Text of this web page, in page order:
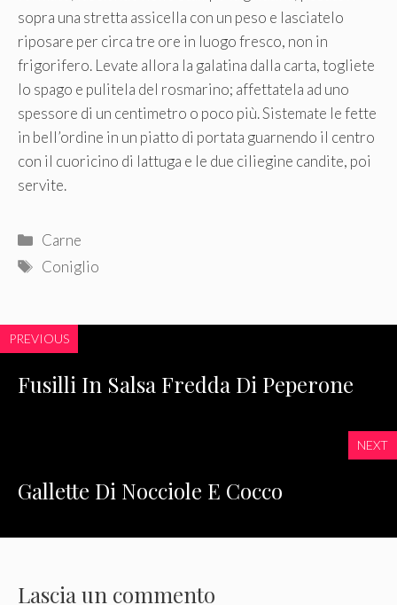
sopra una stretta assicella con un peso e lasciatelo
riposare per circa tre ore in luogo fresco, non in
frigorifero. Levate allora la galatina dalla carta, togliete
lo spago e pulitela del rosmarino; affettatela ad uno
spessore di un centimetro o poco più. Sistemate le fette
in bell’ordine in un piatto di portata guarnendo il centro
con il cuoricino di lattuga e le due ciliegine candite, poi
servite.
Categorie
Carne
Tag
Coniglio
PREVIOUS
Fusilli In Salsa Fredda Di Peperone
NEXT
Gallette Di Nocciole E Cocco
Lascia un commento